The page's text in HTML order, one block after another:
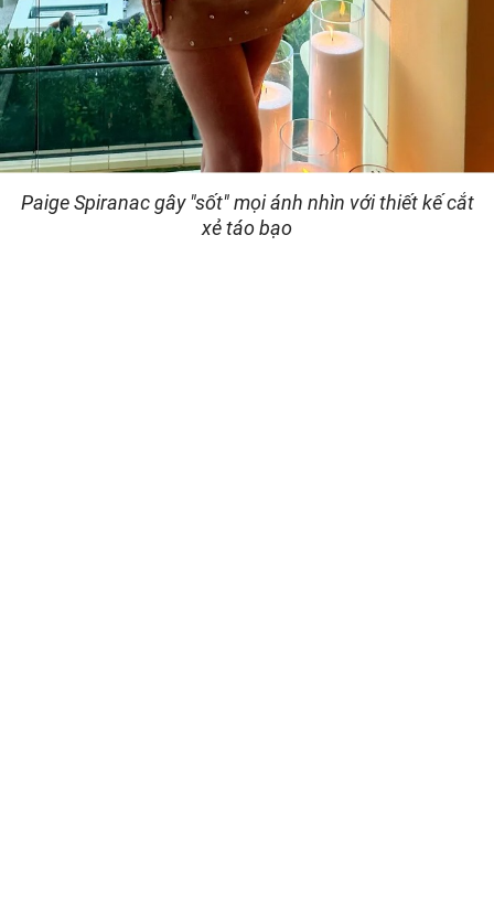
Paige Spiranac gây "sốt" mọi ánh nhìn với thiết kế cắt
xẻ táo bạo